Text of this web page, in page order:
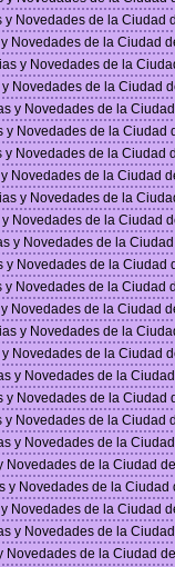
y Novedades de la Ciudad
Novedades de la Ciudad
y Novedades de la
Novedades de la Ciudad
y Novedades de la
y Novedades de la Ciudad
y Novedades de la Ciudad
Novedades de la Ciudad
y Novedades de la
Novedades de la Ciudad
y Novedades de la
y Novedades de la Ciudad
y Novedades de la Ciudad
Novedades de la Ciudad
y Novedades de la
Novedades de la Ciudad
y Novedades de la
y Novedades de la Ciudad
y Novedades de la Ciudad
y Novedades de la
Novedades de la Ciudad
y Novedades de la
Novedades de la Ciudad
y Novedades de la
Novedades de la Ciudad